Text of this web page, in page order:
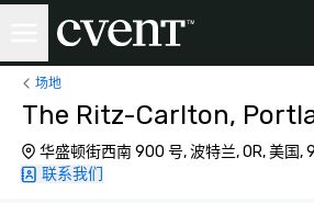
场地
The Ritz-Carlton,
华盛顿街西南 900 号, 波特兰, OR, 美国,
联系我们